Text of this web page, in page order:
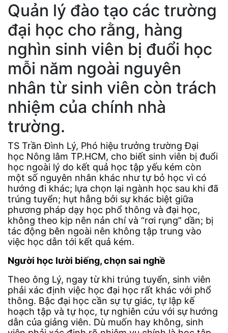
Quản lý đào tạo các trường
đại học cho rằng, hàng
nghìn sinh viên bị đuổi học
mỗi năm ngoài nguyên
nhân từ sinh viên còn trách
nhiệm của chính nhà
trường.
TS Trần Đình Lý, Phó hiệu trưởng trường Đại
học Nông lâm TP.HCM, cho biết sinh viên bị đuổi
học ngoài lý do kết quả học tập yếu kém còn
một số nguyên nhân khác như tự bỏ học vì có
hướng đi khác; lựa chọn lại ngành học sau khi đã
trúng tuyển; hụt hẫng bởi sự khác biệt giữa
phương pháp dạy học phổ thông và đại học,
không theo kịp nên nản chí và “rơi rụng” dần; bị
tác động bên ngoài nên không tập trung vào
việc học dẫn tới kết quả kém.
Người học lười biếng, chọn sai nghề
Theo ông Lý, ngay từ khi trúng tuyển, sinh viên
phải xác định việc học đại học rất khác với phổ
thông. Bậc đại học cần sự tự giác, tự lập kế
hoạch tập và tự học, tự nghiên cứu với sự hướng
dẫn của giảng viên. Dù muốn hay không, sinh